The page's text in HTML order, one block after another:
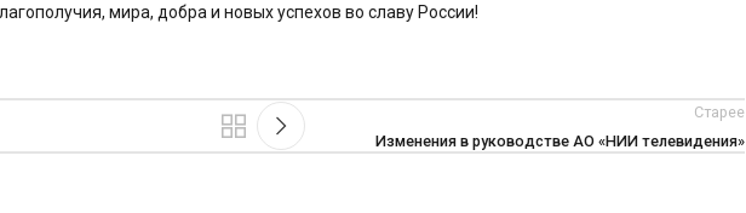
мира, добра и новых успехов во славу России!
Старее
Изменения в руководстве АО «НИИ телевидения»